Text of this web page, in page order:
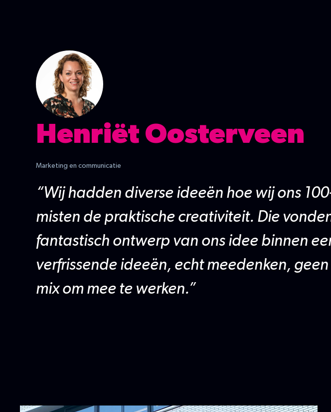
Henriët Oosterveen
Marketing en communicatie
“Wij hadden diverse ideeën hoe wij ons
misten de praktische creativiteit. Die
fantastisch ontwerp van ons idee binnen
verfrissende ideeën, echt meedenken,
mix om mee te werken.”